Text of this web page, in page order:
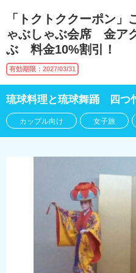
「トクトククーポン
ゃぶしゃぶ会席 金ア
ぶ 料金10%割引！
有効期限：2027/03/31
琉球料理と琉球舞踊 四
カップル向け 女子旅